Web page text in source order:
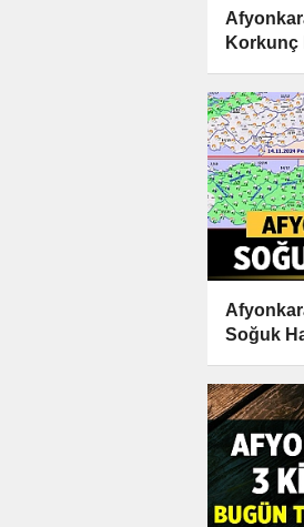
Korkunç
Soğuk